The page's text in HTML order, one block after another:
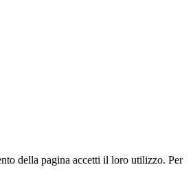
della pagina accetti il loro utilizzo. Per